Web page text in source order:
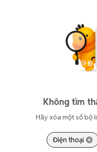
Không tìm
Hãy xóa một số bộ
Điện thoại